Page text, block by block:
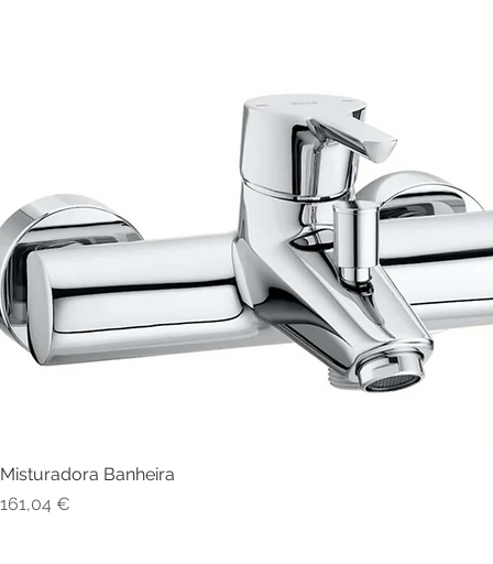
Misturadora Banheira
Preço
161,04 €